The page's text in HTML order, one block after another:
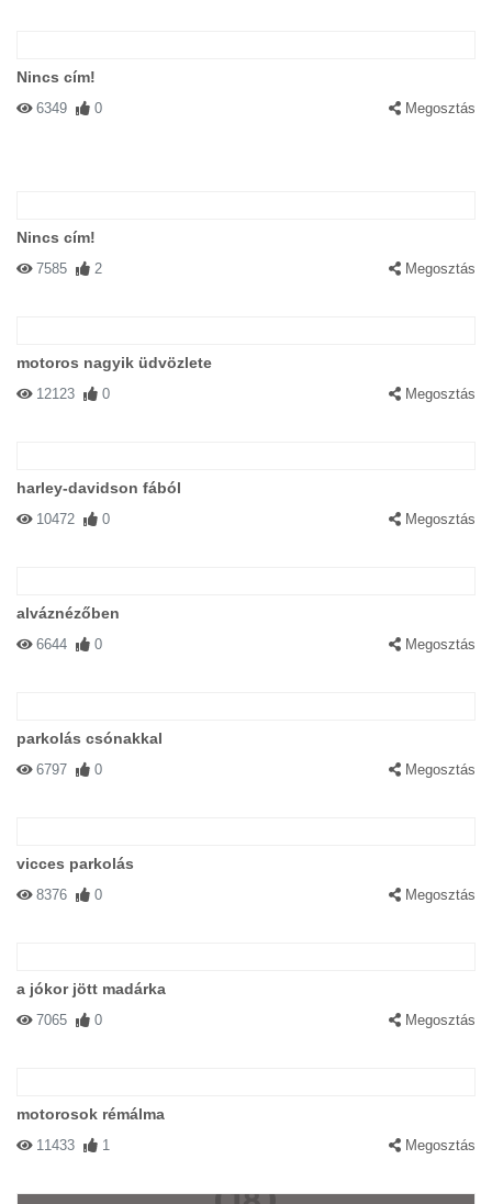
Nincs cím!
6349 0 Megosztás
Nincs cím!
7585 2 Megosztás
motoros nagyik üdvözlete
12123 0 Megosztás
harley-davidson fából
10472 0 Megosztás
alváznézőben
6644 0 Megosztás
parkolás csónakkal
6797 0 Megosztás
vicces parkolás
8376 0 Megosztás
a jókor jött madárka
7065 0 Megosztás
motorosok rémálma
11433 1 Megosztás